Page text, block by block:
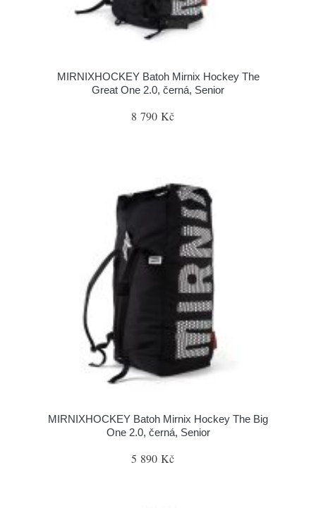
MIRNIXHOCKEY Batoh Mirnix Hockey The
Great One 2.0, černá, Senior
8 790 Kč
MIRNIXHOCKEY Batoh Mirnix Hockey The Big
One 2.0, černá, Senior
5 890 Kč